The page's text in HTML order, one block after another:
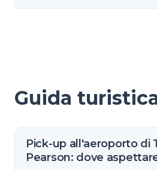
Guida
Pick-up all'aeroporto di
Pearson: dove